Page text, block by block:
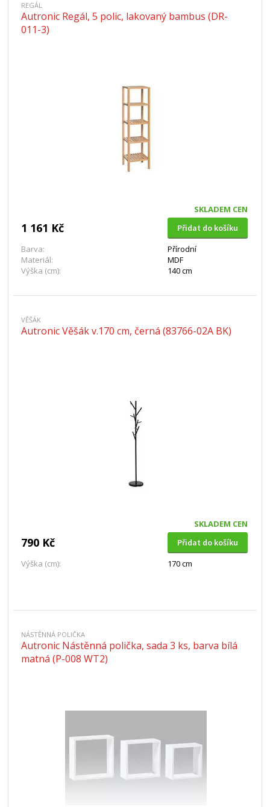
REGÁL
Autronic Regál, 5 polic, lakovaný bambus (DR-
011-3)
SKLADEM CEN
1 161 Kč
Přidat do košíku
Barva:
Přírodní
Materiál:
MDF
Výška (cm):
140 cm
VĚŠÁK
Autronic Věšák v.170 cm, černá (83766-02A BK)
SKLADEM CEN
790 Kč
Přidat do košíku
Výška (cm):
170 cm
NÁSTĚNNÁ POLIČKA
Autronic Nástěnná polička, sada 3 ks, barva bílá
matná (P-008 WT2)